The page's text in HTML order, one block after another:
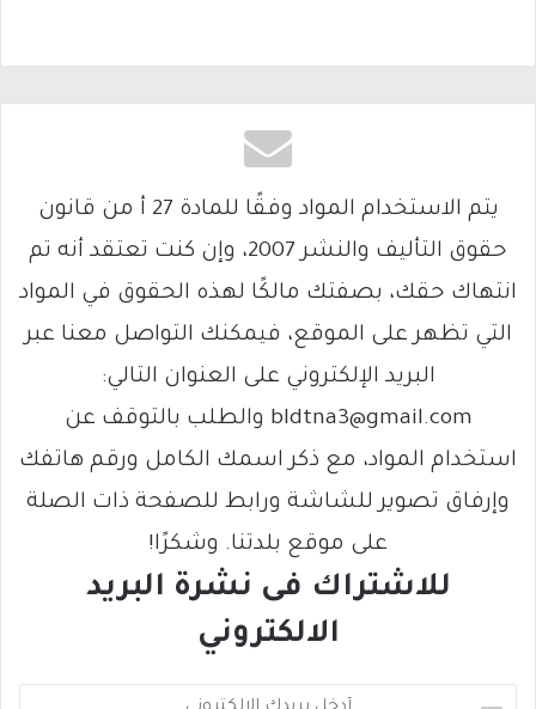
يتم الاستخدام المواد وفقًا للمادة 27 أ من قانون
حقوق التأليف والنشر 2007، وإن كنت تعتقد أنه تم
انتهاك حقك، بصفتك مالكًا لهذه الحقوق في المواد
التي تظهر على الموقع، فيمكنك التواصل معنا عبر
البريد الإلكتروني على العنوان التالي:
bldtna3@gmail.com والطلب بالتوقف عن
استخدام المواد، مع ذكر اسمك الكامل ورقم هاتفك
وإرفاق تصوير للشاشة ورابط للصفحة ذات الصلة
على موقع بلدتنا. وشكرًا!
للاشتراك فى نشرة البريد
الالكتروني